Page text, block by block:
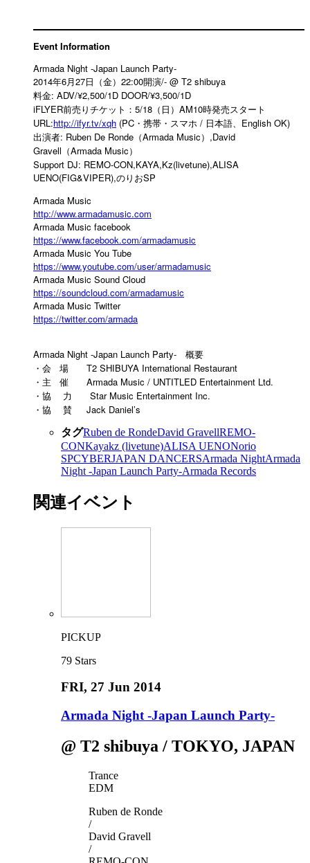
Event Information
Armada Night -Japan Launch Party-
2014年6月27日（金）22:00開演/- @ T2 shibuya
料金: ADV/¥2,500/1D DOOR/¥3,500/1D
iFLYER前売りチケット：5/18（日）AM10時発売スタート
URL:http://ifyr.tv/xqh (PC・携帯・スマホ / 日本語、English OK)
出演者: Ruben De Ronde（Armada Music） ,David
Gravell（Armada Music）
Support DJ: REMO-CON ,KAYA ,Kz(livetune) ,ALISA
UENO(FIG&VIPER) ,のりおSP
Armada Music
http://www.armadamusic.com
Armada Music facebook
https://www.facebook.com/armadamusic
Armada Music You Tube
https://www.youtube.com/user/armadamusic
Armada Music Sound Cloud
https://soundcloud.com/armadamusic
Armada Music Twitter
https://twitter.com/armada
Armada Night -Japan Launch Party- 概要
・会 場 T2 SHIBUYA International Restaurant
・主 催 Armada Music / UNTITLED Entertainment Ltd.
・協 力 Star Music Entertainment Inc.
・協 賛 Jack Daniel’s
タグRuben de RondeDavid GravellREMO-
CONKayakz (livetune)ALISA UENONorio
SPCYBERJAPAN DANCERSArmada NightArmada
Night -Japan Launch Party-Armada Records
関連イベント
PICKUP
79 Stars
FRI, 27 Jun 2014
Armada Night -Japan Launch Party-
@ T2 shibuya / TOKYO, JAPAN
Trance
EDM
Ruben de Ronde
/
David Gravell
/